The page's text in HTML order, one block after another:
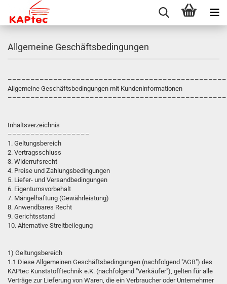
Allgemeine Geschäftsbedingungen
Allgemeine Geschäftsbedingungen mit Kundeninformationen
Inhaltsverzeichnis
––––––––––––––––––
1. Geltungsbereich
2. Vertragsschluss
3. Widerrufsrecht
4. Preise und Zahlungsbedingungen
5. Liefer- und Versandbedingungen
6. Eigentumsvorbehalt
7. Mängelhaftung (Gewährleistung)
8. Anwendbares Recht
9. Gerichtsstand
10. Alternative Streitbeilegung
1) Geltungsbereich
1.1 Diese Allgemeinen Geschäftsbedingungen (nachfolgend "AGB") des
KAPtec Kunststofftechnik e.K. (nachfolgend "Verkäufer"), gelten für alle
Verträge zur Lieferung von Waren, die ein Verbraucher oder Unternehmer